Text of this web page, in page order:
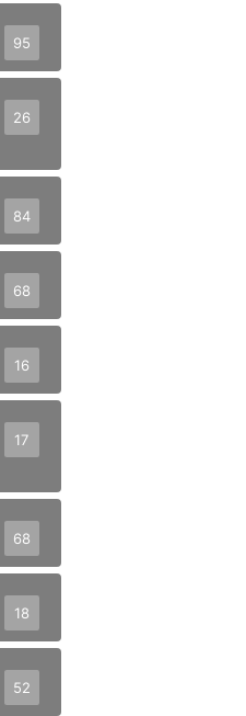
95
26
84
68
16
17
68
18
52